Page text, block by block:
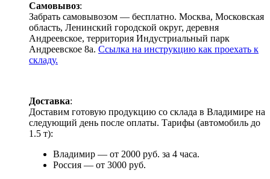
Самовывоз:
Забрать самовывозом — бесплатно. Москва, Московская
область, Ленинский городской округ, деревня
Андреевское, территория Индустриальный парк
Андреевское 8а. Ссылка на инструкцию как проехать к
складу.
Доставка:
Доставим готовую продукцию со склада в Владимире на
следующий день после оплаты. Тарифы (автомобиль до
1.5 т):
Владимир — от 2000 руб. за 4 часа.
Россия — от 3000 руб.